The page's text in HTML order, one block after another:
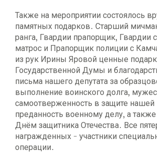
Также на мероприятии состоялось
памятных подарков. Старший
ранга, Гвардии прапорщик, Гвардии
матрос и Прапорщик полиции с
из рук Ирины Яровой ценные
Государственной Думы и
письма нашего депутата за
выполнение воинского долга,
самоотверженность в защите
преданность военному делу, а
Днём защитника Отечества. Все
награжденных - участники
операции.